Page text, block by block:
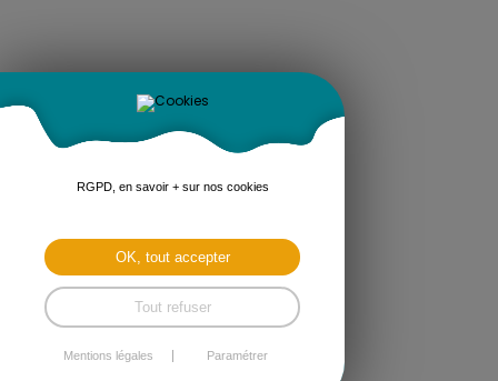
RGPD, en savoir + sur nos cookies
OK, tout accepter
Tout refuser
Mentions légales Paramétrer